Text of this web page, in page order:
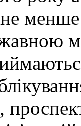
менше